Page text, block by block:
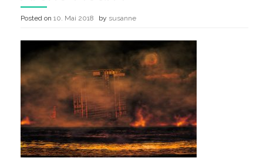
Posted on 10. Mai 2018 by susanne